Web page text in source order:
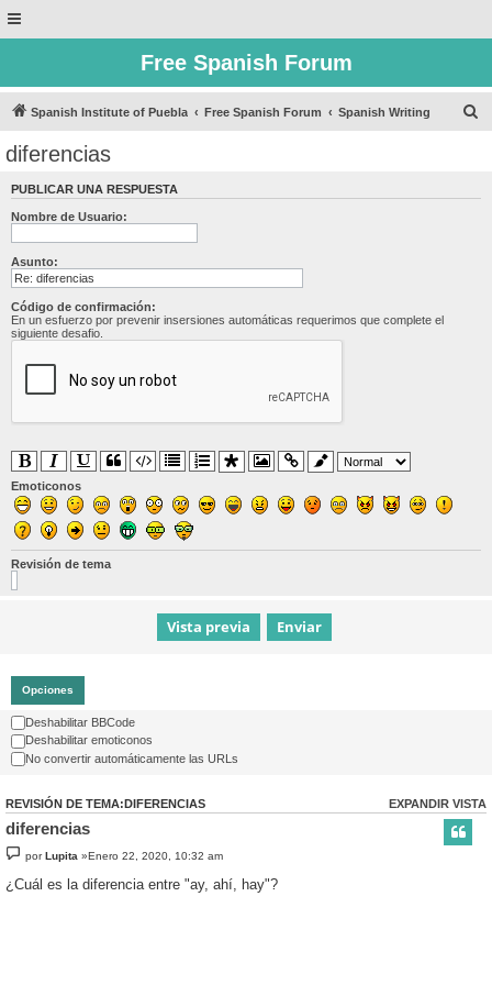
Free Spanish Forum
Spanish Institute of Puebla Free Spanish Forum Spanish Writing
diferencias
PUBLICAR UNA RESPUESTA
Nombre de Usuario:
Asunto:
Código de confirmación:
En un esfuerzo por prevenir insersiones automáticas requerimos que complete el
siguiente desafio.
Emoticonos
Revisión de tema
Opciones
Deshabilitar BBCode
Deshabilitar emoticonos
No convertir automáticamente las URLs
EXPANDIR VISTA
REVISIÓN DE TEMA:DIFERENCIAS
diferencias
porLupita »Enero 22, 2020, 10:32 am
¿Cuál es la diferencia entre "ay, ahí, hay"?